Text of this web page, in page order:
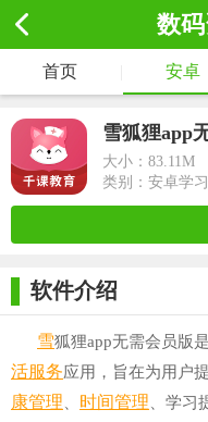
数
首页 安卓
雪狐狸app
大小： 83.11M
类别：安卓学
软件介绍
雪狐狸app无需会员版
活服务应用，旨在为用户
康管理
时间管理 、学